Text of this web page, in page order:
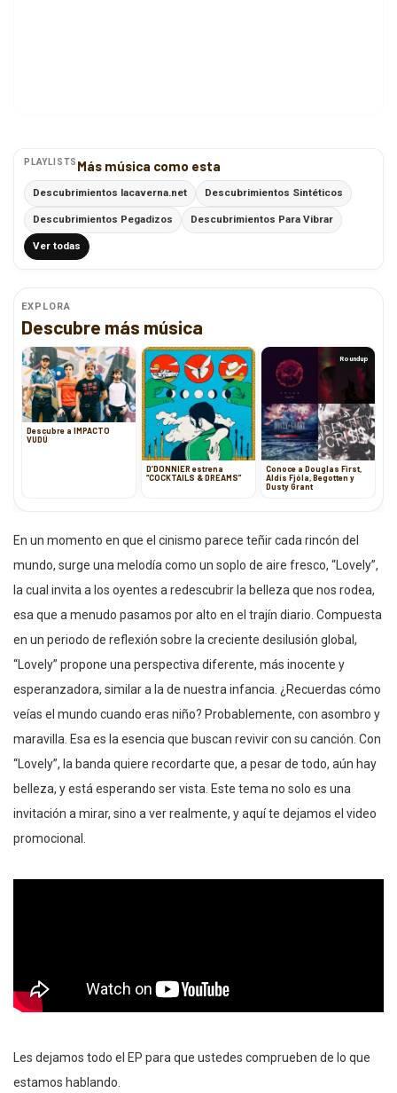
PLAYLISTS Más música como esta
Descubrimientos lacaverna.net Descubrimientos Sintéticos
Descubrimientos Pegadizos Descubrimientos Para Vibrar
Ver todas
EXPLORA
Descubre más música
Descubre a IMPACTO
VUDÚ
D’DONNIER estrena
“COCKTAILS & DREAMS”
Roundup
Conoce a Douglas First,
Aldís Fjóla, Begotten y
Dusty Grant
En un momento en que el cinismo parece teñir cada rincón del
mundo, surge una melodía como un soplo de aire fresco, “Lovely”,
la cual invita a los oyentes a redescubrir la belleza que nos rodea,
esa que a menudo pasamos por alto en el trajín diario. Compuesta
en un periodo de reflexión sobre la creciente desilusión global,
“Lovely” propone una perspectiva diferente, más inocente y
esperanzadora, similar a la de nuestra infancia. ¿Recuerdas cómo
veías el mundo cuando eras niño? Probablemente, con asombro y
maravilla. Esa es la esencia que buscan revivir con su canción. Con
“Lovely”, la banda quiere recordarte que, a pesar de todo, aún hay
belleza, y está esperando ser vista. Este tema no solo es una
invitación a mirar, sino a ver realmente, y aquí te dejamos el video
promocional.
Les dejamos todo el EP para que ustedes comprueben de lo que
estamos hablando.